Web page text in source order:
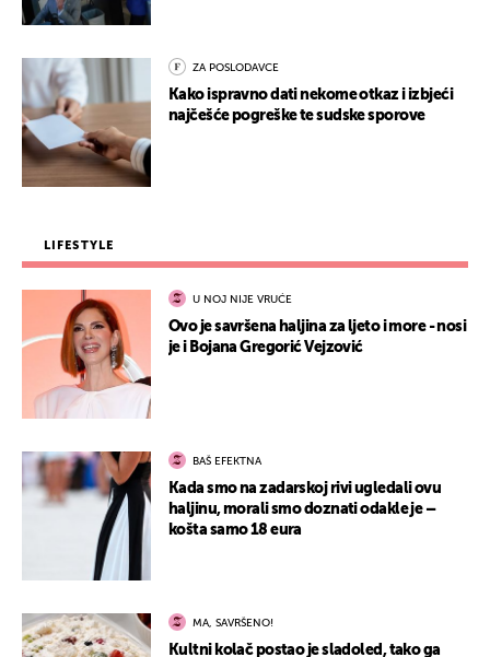
ZA POSLODAVCE
Kako ispravno dati nekome otkaz i izbjeći
najčešće pogreške te sudske sporove
LIFESTYLE
U NOJ NIJE VRUĆE
Ovo je savršena haljina za ljeto i more - nosi
je i Bojana Gregorić Vejzović
BAŠ EFEKTNA
Kada smo na zadarskoj rivi ugledali ovu
haljinu, morali smo doznati odakle je –
košta samo 18 eura
MA, SAVRŠENO!
Kultni kolač postao je sladoled, tako ga